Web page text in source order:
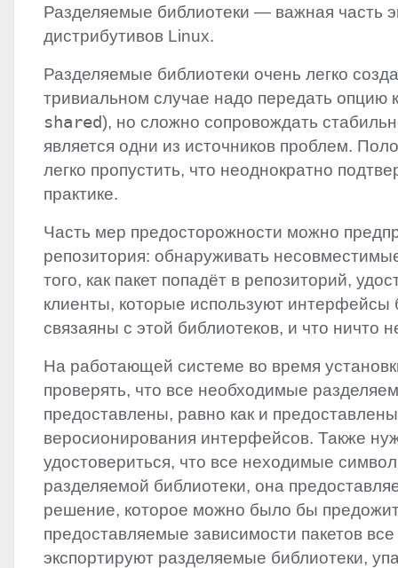
Разделяемые библиотеки — важная часть
дистрибутивов Linux.
Разделяемые библиотеки очень легко
тривиальном случае надо передать опцию
shared), но сложно сопровождать
является одни из источников проблем.
легко пропустить, что неоднократно
практике.
Часть мер предосторожности можно
репозитория: обнаруживать
того, как пакет попадёт в репозиторий,
клиенты, которые используют интерфейсы
связаяны с этой библиотеков, и что ничто
На работающей системе во время
проверять, что все необходимые
предоставлены, равно как и
веросионирования интерфейсов. Также
удостовериться, что все неходимые
разделяемой библиотеки, она
решение, которое можно было бы
предоставляемые зависимости пакетов
экспортируют разделяемые библиотеки,